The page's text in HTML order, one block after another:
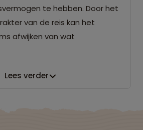
te hebben. Door het
van de reis kan het
afwijken van wat
Lees verder